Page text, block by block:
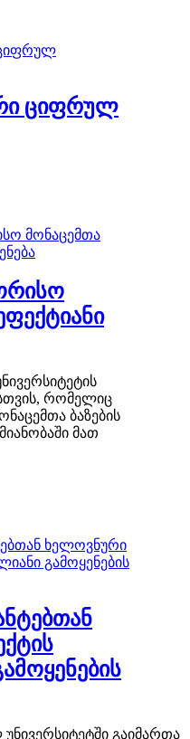
ციფრულ
რომელიც
ბაზების
მათ
გაიმართა